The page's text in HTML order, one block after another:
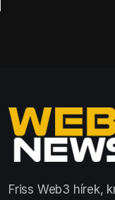
Friss Web3 hírek,